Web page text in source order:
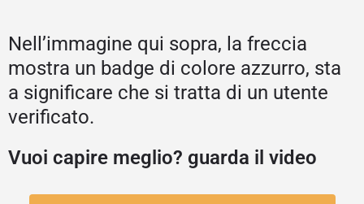
Nell’immagine qui sopra, la freccia
mostra un badge di colore azzurro, sta
a significare che si tratta di un utente
verificato.
Vuoi capire meglio? guarda il video